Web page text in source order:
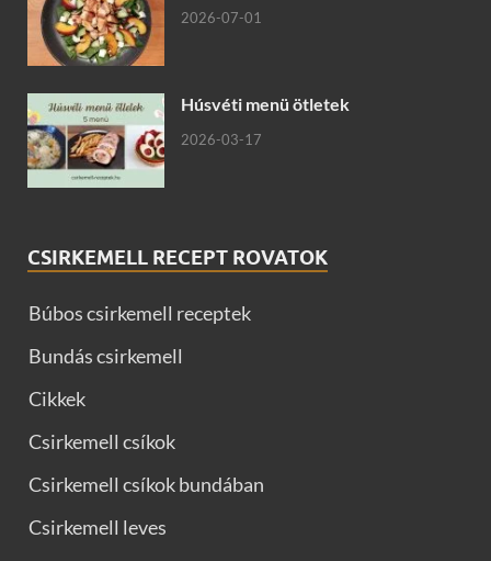
2026-07-01
Húsvéti menü ötletek
2026-03-17
CSIRKEMELL RECEPT ROVATOK
Búbos csirkemell receptek
Bundás csirkemell
Cikkek
Csirkemell csíkok
Csirkemell csíkok bundában
Csirkemell leves